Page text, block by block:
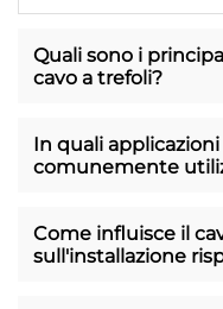
Quali sono i
cavo a trefoli?
In quali
comunemente
Come influisce il
sull'installazione